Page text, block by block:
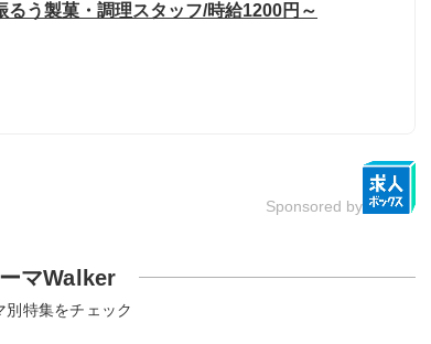
う製菓・調理スタッフ/時給1200円～
Sponsored by
マWalker
別特集をチェック